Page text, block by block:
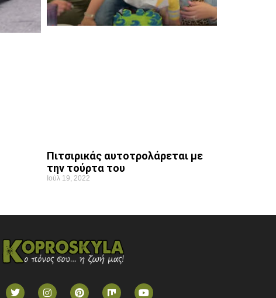
Πιτσιρικάς αυτοτρολάρεται με
την τούρτα του
Ιούλ 19, 2022